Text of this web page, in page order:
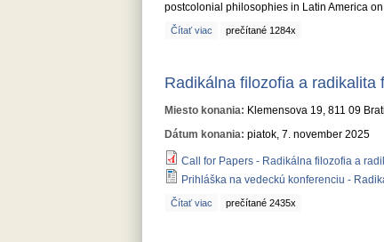
postcolonial philosophies in Latin America
Čítať viac o Rethinking European Modernity in a
prečítané 1284x
Radikálna filozofia a radikalita
Miesto konania: Klemensova 19, 811 09
Dátum konania: piatok, 7. november 2025
Call for Papers - Radikálna filozofia a
Prihláška na vedeckú konferenciu -
Čítať viac o Radikálna filozofia a radikalita filozofie
prečítané 2435x